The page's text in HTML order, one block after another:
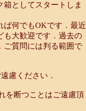
箱としてスタートしま
ば何でもOKです．最近
も大歓迎です．過去の
ご質問には判る範囲で
慮ください．
を断つことはご遠慮頂